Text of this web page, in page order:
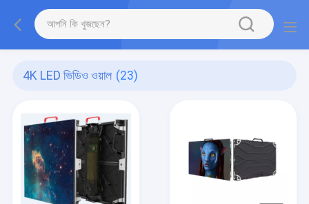
4K LED ভিডিও ওয়াল (23)